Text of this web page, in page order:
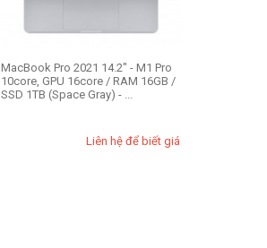
MacBook Pro 2021 14.2" - M1 Pro
10core, GPU 16core / RAM 16GB /
SSD 1TB (Space Gray) - ...
Liên hệ để biết giá